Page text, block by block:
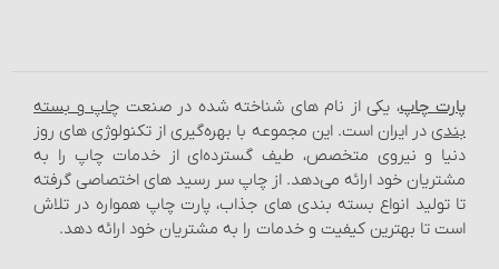
پارت چاپ، یکی از نام‌ های شناخته شده در صنعت چاپ و بسته‌
بندی در ایران است. این مجموعه با بهره‌گیری از تکنولوژی‌ های روز
دنیا و نیروی متخصص، طیف گسترده‌ای از خدمات چاپ را به
مشتریان خود ارائه می‌دهد. از چاپ سر رسید های اختصاصی گرفته
تا تولید انواع بسته‌ بندی‌ های جذاب، پارت چاپ همواره در تلاش
است تا بهترین کیفیت و خدمات را به مشتریان خود ارائه دهد.